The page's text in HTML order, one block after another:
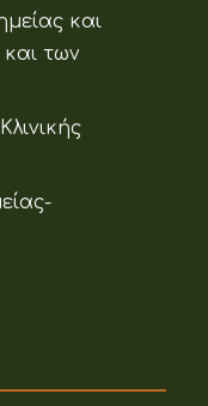
και
των